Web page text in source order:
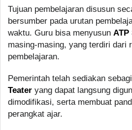
Tujuan pembelajaran disusun
bersumber pada urutan
waktu. Guru bisa menyusun ATP
masing-masing, yang terdiri dari
pembelajaran.
Pemerintah telah sediakan
Teater yang dapat langsung
dimodifikasi, serta membuat
perangkat ajar.